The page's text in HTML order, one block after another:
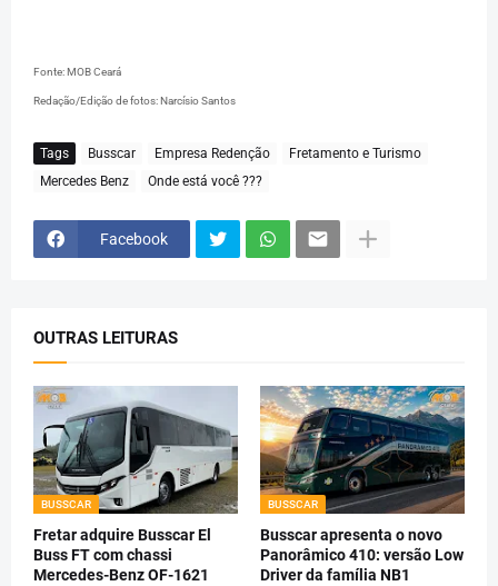
Fonte: MOB Ceará
Redação/Edição de fotos: Narcísio Santos
Tags Busscar Empresa Redenção
Fretamento e Turismo
Mercedes Benz
Onde está você ???
Facebook
OUTRAS LEITURAS
BUSSCAR
Fretar adquire Busscar El
Buss FT com chassi
Mercedes-Benz OF-1621
BUSSCAR
Busscar apresenta o novo
Panorâmico 410: versão Low
Driver da família NB1